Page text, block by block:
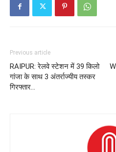
Previous article
RAIPUR: रेलवे स्टेशन में 39 किलो
गांजा के साथ 3 अंतर्राज्यीय तस्कर
गिरफ्तार…